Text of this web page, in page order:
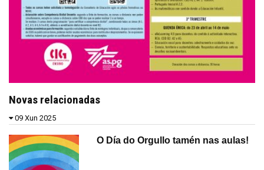
Novas relacionadas
09 Xun 2025
O Día do Orgullo tamén nas aulas!